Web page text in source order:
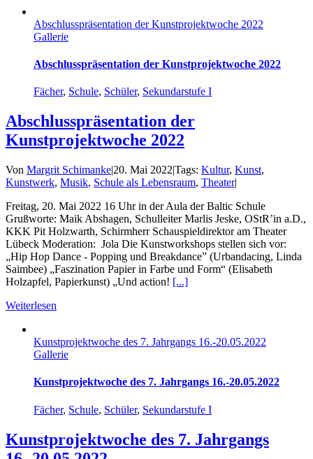
Abschlusspräsentation der Kunstprojektwoche 2022
Gallerie
Abschlusspräsentation der Kunstprojektwoche 2022
Fächer, Schule, Schüler, Sekundarstufe I
Abschlusspräsentation der
Kunstprojektwoche 2022
Von Margrit Schimanke|20. Mai 2022|Tags: Kultur, Kunst,
Kunstwerk, Musik, Schule als Lebensraum, Theater|
Freitag, 20. Mai 2022 16 Uhr in der Aula der Baltic Schule
Grußworte: Maik Abshagen, Schulleiter Marlis Jeske, OStR’in a.D.,
KKK Pit Holzwarth, Schirmherr Schauspieldirektor am Theater
Lübeck Moderation: Jola Die Kunstworkshops stellen sich vor:
„Hip Hop Dance - Popping und Breakdance” (Urbandacing, Linda
Saimbee) „Faszination Papier in Farbe und Form“ (Elisabeth
Holzapfel, Papierkunst) „Und action! [...]
Weiterlesen
Kunstprojektwoche des 7. Jahrgangs 16.-20.05.2022
Gallerie
Kunstprojektwoche des 7. Jahrgangs 16.-20.05.2022
Fächer, Schule, Schüler, Sekundarstufe I
Kunstprojektwoche des 7. Jahrgangs